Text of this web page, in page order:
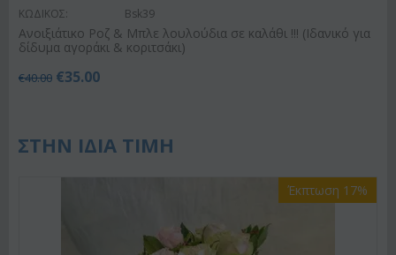
ΚΩΔΙΚΟΣ: Bsk39
Ανοιξιάτικο Ροζ & Μπλε λουλούδια σε καλάθι !!! (Ιδανικό για
δίδυμα αγοράκι & κοριτσάκι)
€40.00 €35.00
ΣΤΗΝ ΙΔΙΑ ΤΙΜΗ
Έκπτωση 17%